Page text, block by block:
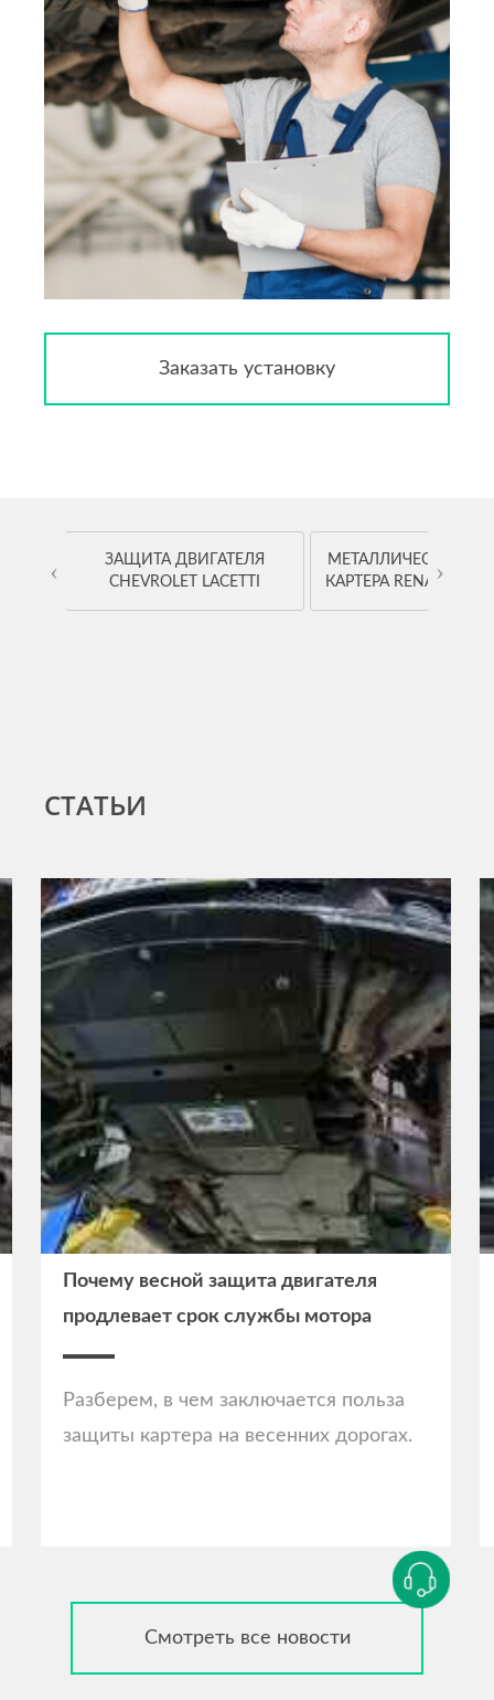
Заказать установку
ЗАЩИТА ДВИГАТЕЛЯ
CHEVROLET LACETTI
МЕТАЛЛИЧЕСКАЯ
КАРТЕРА RENAULT
‹ ›
СТАТЬИ
Почему весной защита двигателя
продлевает срок службы мотора
Разберем, в чем заключается польза
защиты картера на весенних дорогах.
Смотреть все новости